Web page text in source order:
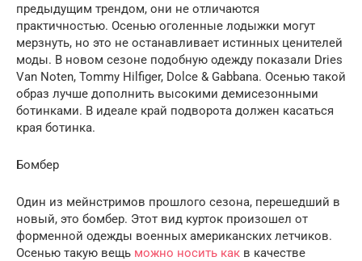
предыдущим трендом, они не отличаются
практичностью. Осенью оголенные лодыжки могут
мерзнуть, но это не останавливает истинных ценителей
моды. В новом сезоне подобную одежду показали Dries
Van Noten, Tommy Hilfiger, Dolce & Gabbana. Осенью такой
образ лучше дополнить высокими демисезонными
ботинками. В идеале край подворота должен касаться
края ботинка.
Бомбер
Один из мейнстримов прошлого сезона, перешедший в
новый, это бомбер. Этот вид курток произошел от
форменной одежды военных американских летчиков.
Осенью такую вещь можно носить как в качестве